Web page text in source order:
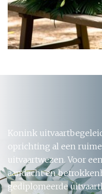
Konink
oprichting al een
uitvaartwezen. Voor
aandacht en
gediplomeerde